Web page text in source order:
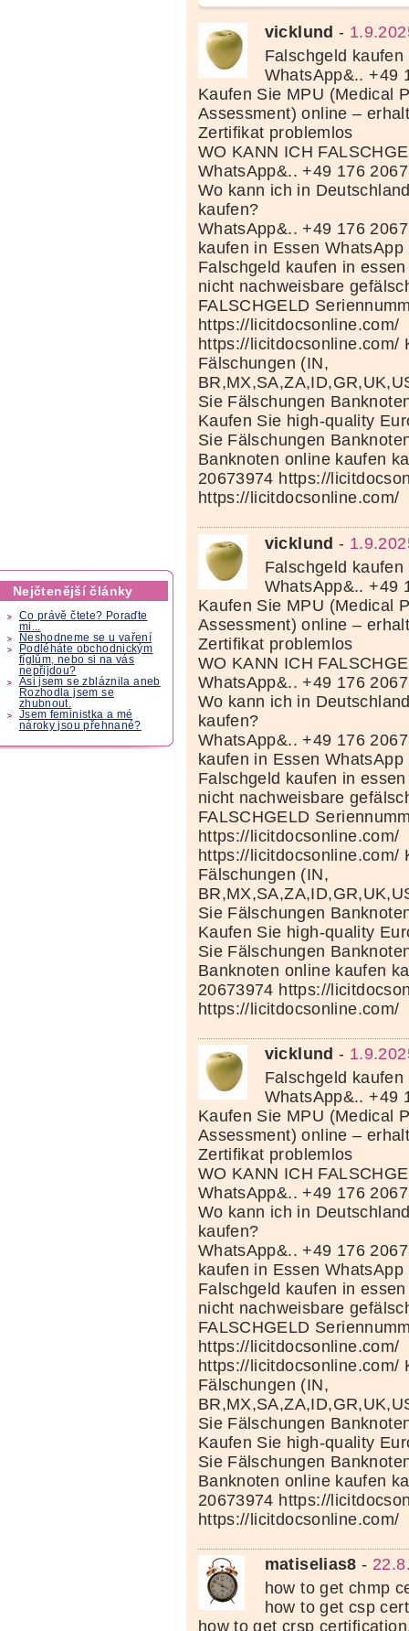
Nejčtenější články
Co právě čtete? Poraďte
mi...
Neshodneme se u vaření
Podléháte obchodnickým
fíglům, nebo si na vás
nepřijdou?
Asi jsem se zbláznila aneb
Rozhodla jsem se
zhubnout.
Jsem feministka a mé
nároky jsou přehnané?
vicklund -
Falschgeld kaufen
WhatsApp&.. +49
Kaufen Sie MPU (Medical
Assessment) online –
Zertifikat problemlos
WO KANN ICH
WhatsApp&.. +49 176
Wo kann ich in
kaufen?
WhatsApp&.. +49 176
kaufen in Essen WhatsApp
Falschgeld kaufen in
nicht nachweisbare
FALSCHGELD
https://licitdocsonline.com/
https://licitdocsonline.com/
Fälschungen (IN,
Sie Fälschungen
Kaufen Sie high-quality
Sie Fälschungen
Banknoten online kaufen
20673974 https://
https://licitdocsonline.com/
vicklund -
Falschgeld kaufen
WhatsApp&.. +49
Kaufen Sie MPU (Medical
Assessment) online –
Zertifikat problemlos
WO KANN ICH
WhatsApp&.. +49 176
Wo kann ich in
kaufen?
WhatsApp&.. +49 176
kaufen in Essen WhatsApp
Falschgeld kaufen in
nicht nachweisbare
FALSCHGELD
https://licitdocsonline.com/
https://licitdocsonline.com/
Fälschungen (IN,
Sie Fälschungen
Kaufen Sie high-quality
Sie Fälschungen
Banknoten online kaufen
20673974 https://
https://licitdocsonline.com/
vicklund -
Falschgeld kaufen
WhatsApp&.. +49
Kaufen Sie MPU (Medical
Assessment) online –
Zertifikat problemlos
WO KANN ICH
WhatsApp&.. +49 176
Wo kann ich in
kaufen?
WhatsApp&.. +49 176
kaufen in Essen WhatsApp
Falschgeld kaufen in
nicht nachweisbare
FALSCHGELD
https://licitdocsonline.com/
https://licitdocsonline.com/
Fälschungen (IN,
Sie Fälschungen
Kaufen Sie high-quality
Sie Fälschungen
Banknoten online kaufen
20673974 https://
https://licitdocsonline.com/
matiselias8 -
how to get chmp
how to get csp
how to get crsp